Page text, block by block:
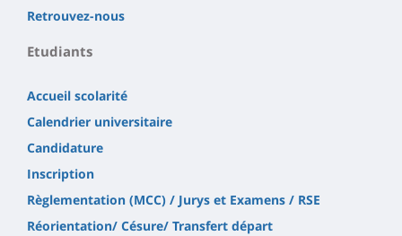
Retrouvez-nous
Etudiants
Accueil scolarité
Calendrier universitaire
Candidature
Inscription
Règlementation (MCC) / Jurys et Examens / RSE
Réorientation/ Césure/ Transfert départ